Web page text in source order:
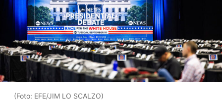
(Foto: EFE/JIM LO SCALZO)